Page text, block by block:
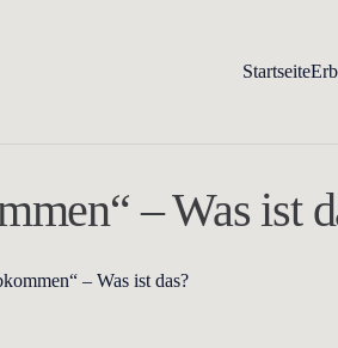
Startseite
– Was ist
– Was ist das?